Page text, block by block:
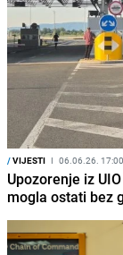
/VIJESTI I 06.06.26. 17:00
Upozorenje iz
mogla ostati bez